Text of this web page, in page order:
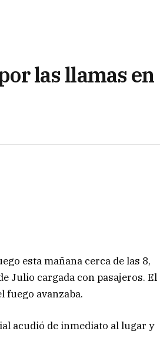
las llamas en
esta mañana cerca de las 8,
Julio cargada con pasajeros. El
fuego avanzaba.
acudió de inmediato al lugar y